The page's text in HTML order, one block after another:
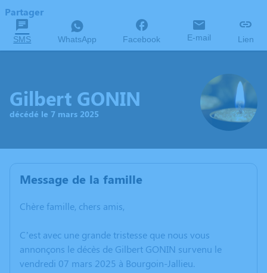
Partager
SMS WhatsApp Facebook E-mail Lien
Gilbert GONIN
décédé le 7 mars 2025
Message de la famille
Chère famille, chers amis,
C’est avec une grande tristesse que nous vous
annonçons le décès de Gilbert GONIN survenu le
vendredi 07 mars 2025 à Bourgoin-Jallieu.